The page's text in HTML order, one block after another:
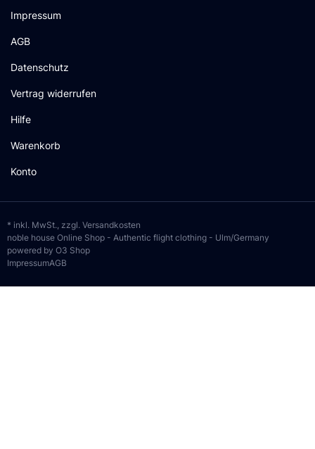
Impressum
AGB
Datenschutz
Vertrag widerrufen
Hilfe
Warenkorb
Konto
* inkl. MwSt., zzgl. Versandkosten
noble house Online Shop - Authentic flight clothing - Ulm/Germany
powered by O3 Shop
ImpressumAGB